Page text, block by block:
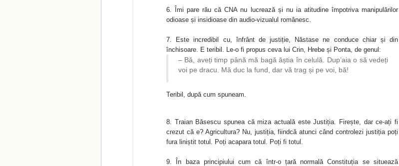
Îmi pare rău că CNA nu lucrează și nu ia atitudine împotriva manipulărilor
odioase și insidioase din audio-vizualul românesc.
Este incredibil cu, înfrânt de justiție, Năstase ne conduce chiar și din
închisoare. E teribil. Le-o fi propus ceva lui Crin, Hrebe și Ponta, de genul:
– Bă, aveți timp până mă bagă ăștia în celulă. Dup’aia o să vedeți
voi pe dracu. Mă duc la fund, dar vă trag și pe voi, bă!
Teribil, după cum spuneam.
Traian Băsescu spunea că miza actuală este Justiția. Firește, dar ce-ați fi
crezut că e? Agricultura? Nu, justiția, fiindcă atunci când controlezi justiția poți
fura liniștit totul. Poți acapara totul. Poți fi totul.
În baza principiului cum că într-o țară normală Constituția se situează